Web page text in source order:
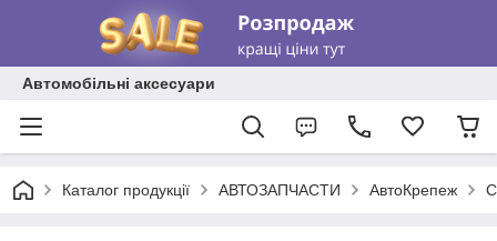
Автомобільні аксесуари
Каталог продукції АВТОЗАПЧАСТИ АвтоКрепеж